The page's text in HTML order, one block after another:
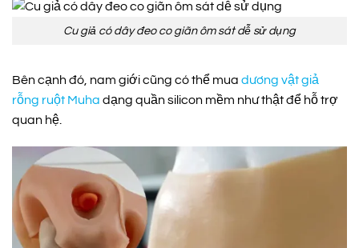
Cu giả có dây đeo co giãn ôm sát dễ sử dụng
Bên cạnh đó, nam giới cũng có thể mua dương vật giả
rỗng ruột Muha dạng quần silicon mềm như thật để hỗ trợ
quan hệ.